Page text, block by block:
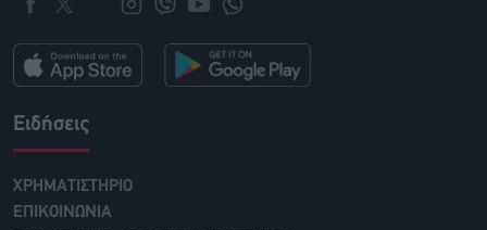
Ειδήσεις
ΧΡΗΜΑΤΙΣΤΗΡΙΟ
ΕΠΙΚΟΙΝΩΝΙΑ